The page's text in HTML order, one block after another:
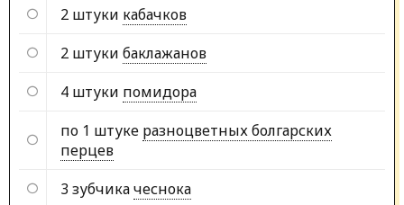
2 штуки кабачков
2 штуки баклажанов
4 штуки помидора
по 1 штуке разноцветных болгарских
перцев
3 зубчикачеснока